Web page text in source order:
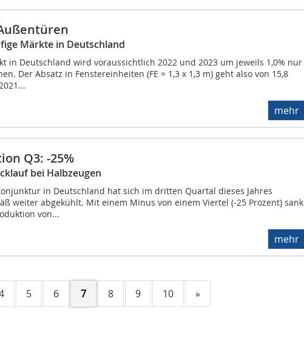
Märkte in Deutschland
in Deutschland wird voraussichtlich 2022 und 2023 um jeweils 1,0% nur
Der Absatz in Fenstereinheiten (FE = 1,3 x 1,3 m) geht also von 15,8
mehr
Q3: -25%
bei Halbzeugen
in Deutschland hat sich im dritten Quartal dieses Jahres
weiter abgekühlt. Mit einem Minus von einem Viertel (-25 Prozent) sank
von...
mehr
5 6 7 8 9 10 »